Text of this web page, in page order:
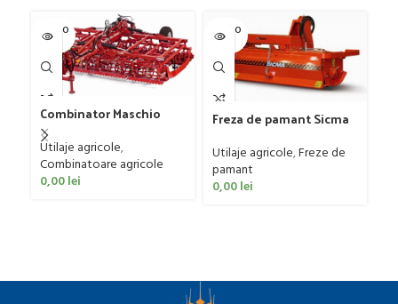
SOLD O
UT
Combinator Maschio
Gaspardo model
Sandokan, 120-190 CP
Utilaje agricole,
Combinatoare agricole
0,00lei
SOLD O
UT
Freza de pamant Sicma
50 CP
Utilaje agricole,Freze de
pamant
0,00lei